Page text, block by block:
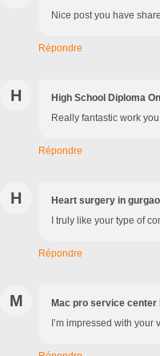
Nice post you have
Répondre
H High School Diploma
Really fantastic work
Répondre
H Heart surgery in
I truly like your type of
Répondre
M Mac pro service center
I’m impressed with